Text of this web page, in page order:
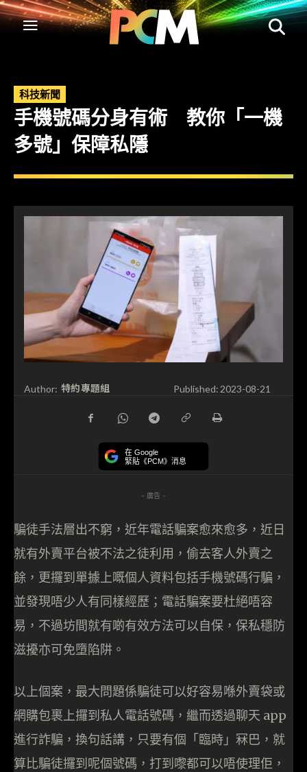
科技新聞
手機號碼分身有術 教你「一機
多號」保障私隱
Author: 特約專題組 Published: 2023-08-21
在 Google
緊貼《PCM》消息
- 廣告 -
騙徒手法層出不窮，近年電話騙案愈來愈多，近日
就有外賣平台被不法之徒利用，偷去客人外賣之
餘，更攞到單據上嘅個人資料包括手機號碼行騙，
並發現唔少人有同樣經歷；電話騙案要杜絕唔容
易，不過坊間就有啲有效方法可以自保，保私穩防
滋擾亦可免墮陷阱。
以上個案，最大問題係騙徒可以好容易喺外賣袋或
網購包裹上攞到私人電話號碼，繼而透過聊天 app
進行詐騙，換句話講，只要有個「臨時」冧巴，就
算比騙徒攞到呢個號碼，打到嚟都可以唔使理佢，